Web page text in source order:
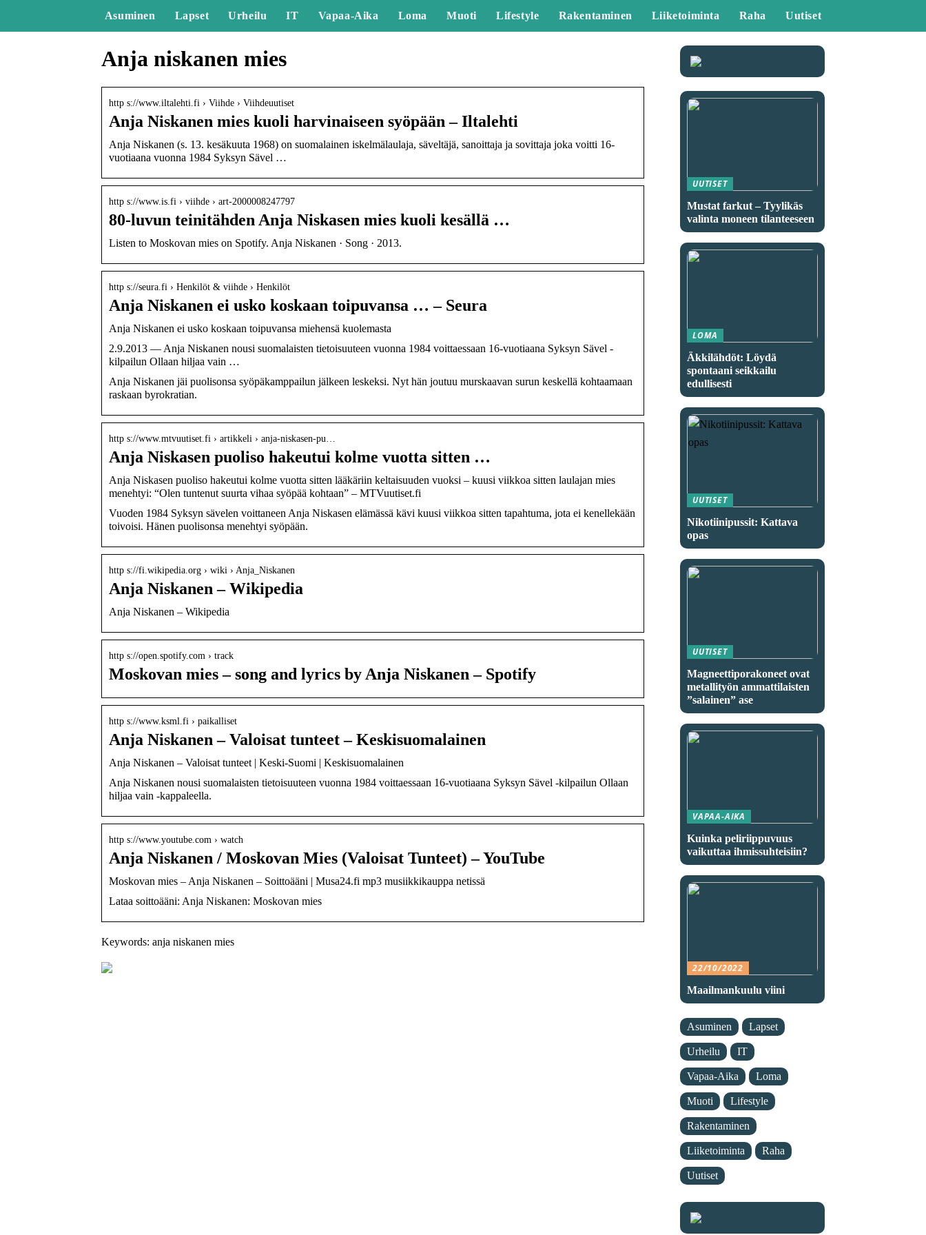
Asuminen Lapset Urheilu IT Vapaa-Aika Loma Muoti Lifestyle Rakentaminen Liiketoiminta Raha Uutiset
Anja niskanen mies
http s://www.iltalehti.fi › Viihde › Viihdeuutiset
Anja Niskanen mies kuoli harvinaiseen syöpään – Iltalehti
Anja Niskanen (s. 13. kesäkuuta 1968) on suomalainen iskelmälaulaja, säveltäjä, sanoittaja ja sovittaja joka voitti 16-
vuotiaana vuonna 1984 Syksyn Sävel …
http s://www.is.fi › viihde › art-2000008247797
80-luvun teinitähden Anja Niskasen mies kuoli kesällä …
Listen to Moskovan mies on Spotify. Anja Niskanen · Song · 2013.
http s://seura.fi › Henkilöt & viihde › Henkilöt
Anja Niskanen ei usko koskaan toipuvansa … – Seura
Anja Niskanen ei usko koskaan toipuvansa miehensä kuolemasta
2.9.2013 — Anja Niskanen nousi suomalaisten tietoisuuteen vuonna 1984 voittaessaan 16-vuotiaana Syksyn Sävel -
kilpailun Ollaan hiljaa vain …
Anja Niskanen jäi puolisonsa syöpäkamppailun jälkeen leskeksi. Nyt hän joutuu murskaavan surun keskellä kohtaamaan
raskaan byrokratian.
http s://www.mtvuutiset.fi › artikkeli › anja-niskasen-pu…
Anja Niskasen puoliso hakeutui kolme vuotta sitten …
Anja Niskasen puoliso hakeutui kolme vuotta sitten lääkäriin keltaisuuden vuoksi – kuusi viikkoa sitten laulajan mies
menehtyi: “Olen tuntenut suurta vihaa syöpää kohtaan” – MTVuutiset.fi
Vuoden 1984 Syksyn sävelen voittaneen Anja Niskasen elämässä kävi kuusi viikkoa sitten tapahtuma, jota ei kenellekään
toivoisi. Hänen puolisonsa menehtyi syöpään.
http s://fi.wikipedia.org › wiki › Anja_Niskanen
Anja Niskanen – Wikipedia
Anja Niskanen – Wikipedia
http s://open.spotify.com › track
Moskovan mies – song and lyrics by Anja Niskanen – Spotify
http s://www.ksml.fi › paikalliset
Anja Niskanen – Valoisat tunteet – Keskisuomalainen
Anja Niskanen – Valoisat tunteet | Keski-Suomi | Keskisuomalainen
Anja Niskanen nousi suomalaisten tietoisuuteen vuonna 1984 voittaessaan 16-vuotiaana Syksyn Sävel -kilpailun Ollaan
hiljaa vain -kappaleella.
http s://www.youtube.com › watch
Anja Niskanen / Moskovan Mies (Valoisat Tunteet) – YouTube
Moskovan mies – Anja Niskanen – Soittoääni | Musa24.fi mp3 musiikkikauppa netissä
Lataa soittoääni: Anja Niskanen: Moskovan mies
Keywords: anja niskanen mies
UUTISET
Mustat farkut – Tyylikäs
valinta moneen tilanteeseen
LOMA
Äkkilähdöt: Löydä
spontaani seikkailu
edullisesti
UUTISET
Nikotiinipussit: Kattava
opas
UUTISET
Magneettiporakoneet ovat
metallityön ammattilaisten
”salainen” ase
VAPAA-AIKA
Kuinka peliriippuvuus
vaikuttaa ihmissuhteisiin?
22/10/2022
Maailmankuulu viini
Asuminen Lapset
Urheilu IT
Vapaa-Aika Loma
Muoti Lifestyle
Rakentaminen
Liiketoiminta Raha
Uutiset